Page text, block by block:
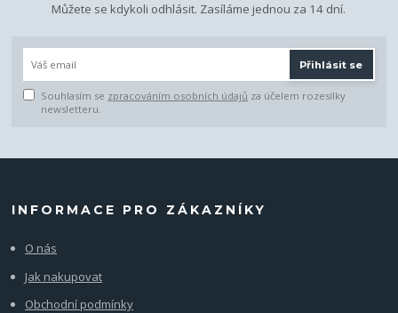
Můžete se kdykoli odhlásit. Zasíláme jednou za 14 dní.
Přihlásit se
Souhlasím se zpracováním osobních údajů za účelem rozesílky
newsletteru.
INFORMACE PRO ZÁKAZNÍKY
O nás
Jak nakupovat
Obchodní podmínky